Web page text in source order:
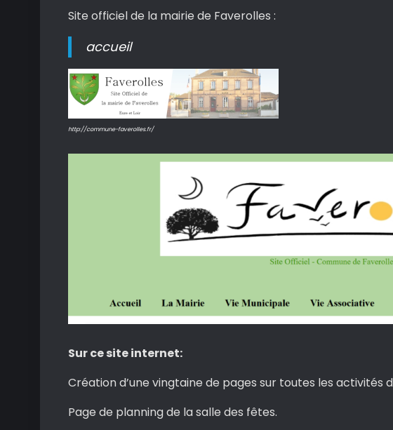
Site officiel de la mairie de Faverolles :
accueil
http://commune-faverolles.fr/
Sur ce site internet:
Création d’une vingtaine de pages sur toutes les activités
Page de planning de la salle des fêtes.